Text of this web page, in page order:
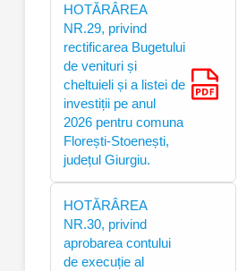
HOTĂRÂREA
NR.29, privind
rectificarea Bugetului
de venituri și
cheltuieli și a listei de
investiții pe anul
2026 pentru comuna
Florești-Stoenești,
județul Giurgiu.
HOTĂRÂREA
NR.30, privind
aprobarea contului
de execuție al